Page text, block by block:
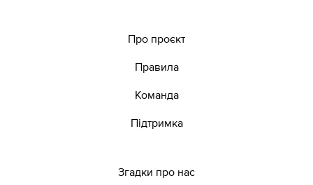
Про проєкт
Правила
Команда
Підтримка
Згадки про нас